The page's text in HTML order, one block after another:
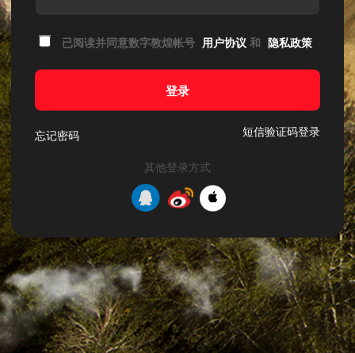
已阅读并同意数字敦煌帐号 用户协议 和 隐私政策
登录
忘记密码 短信验证码登录
其他登录方式